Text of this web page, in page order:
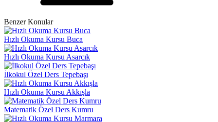
Benzer Konular
Hızlı Okuma Kursu Buca
Hızlı Okuma Kursu Asarcık
İlkokul Özel Ders Tepebaşı
Hızlı Okuma Kursu Akkışla
Matematik Özel Ders Kumru